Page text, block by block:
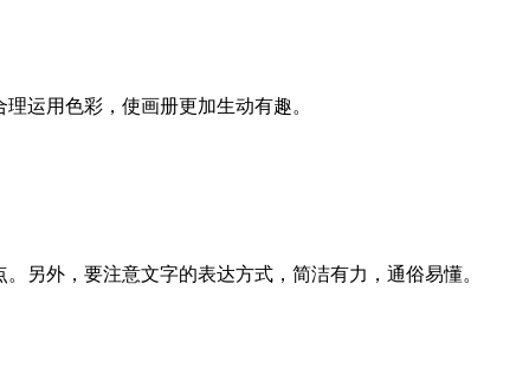
运用色彩，使画册更加生动有趣。
另外，要注意文字的表达方式，简洁有力，通俗易懂。